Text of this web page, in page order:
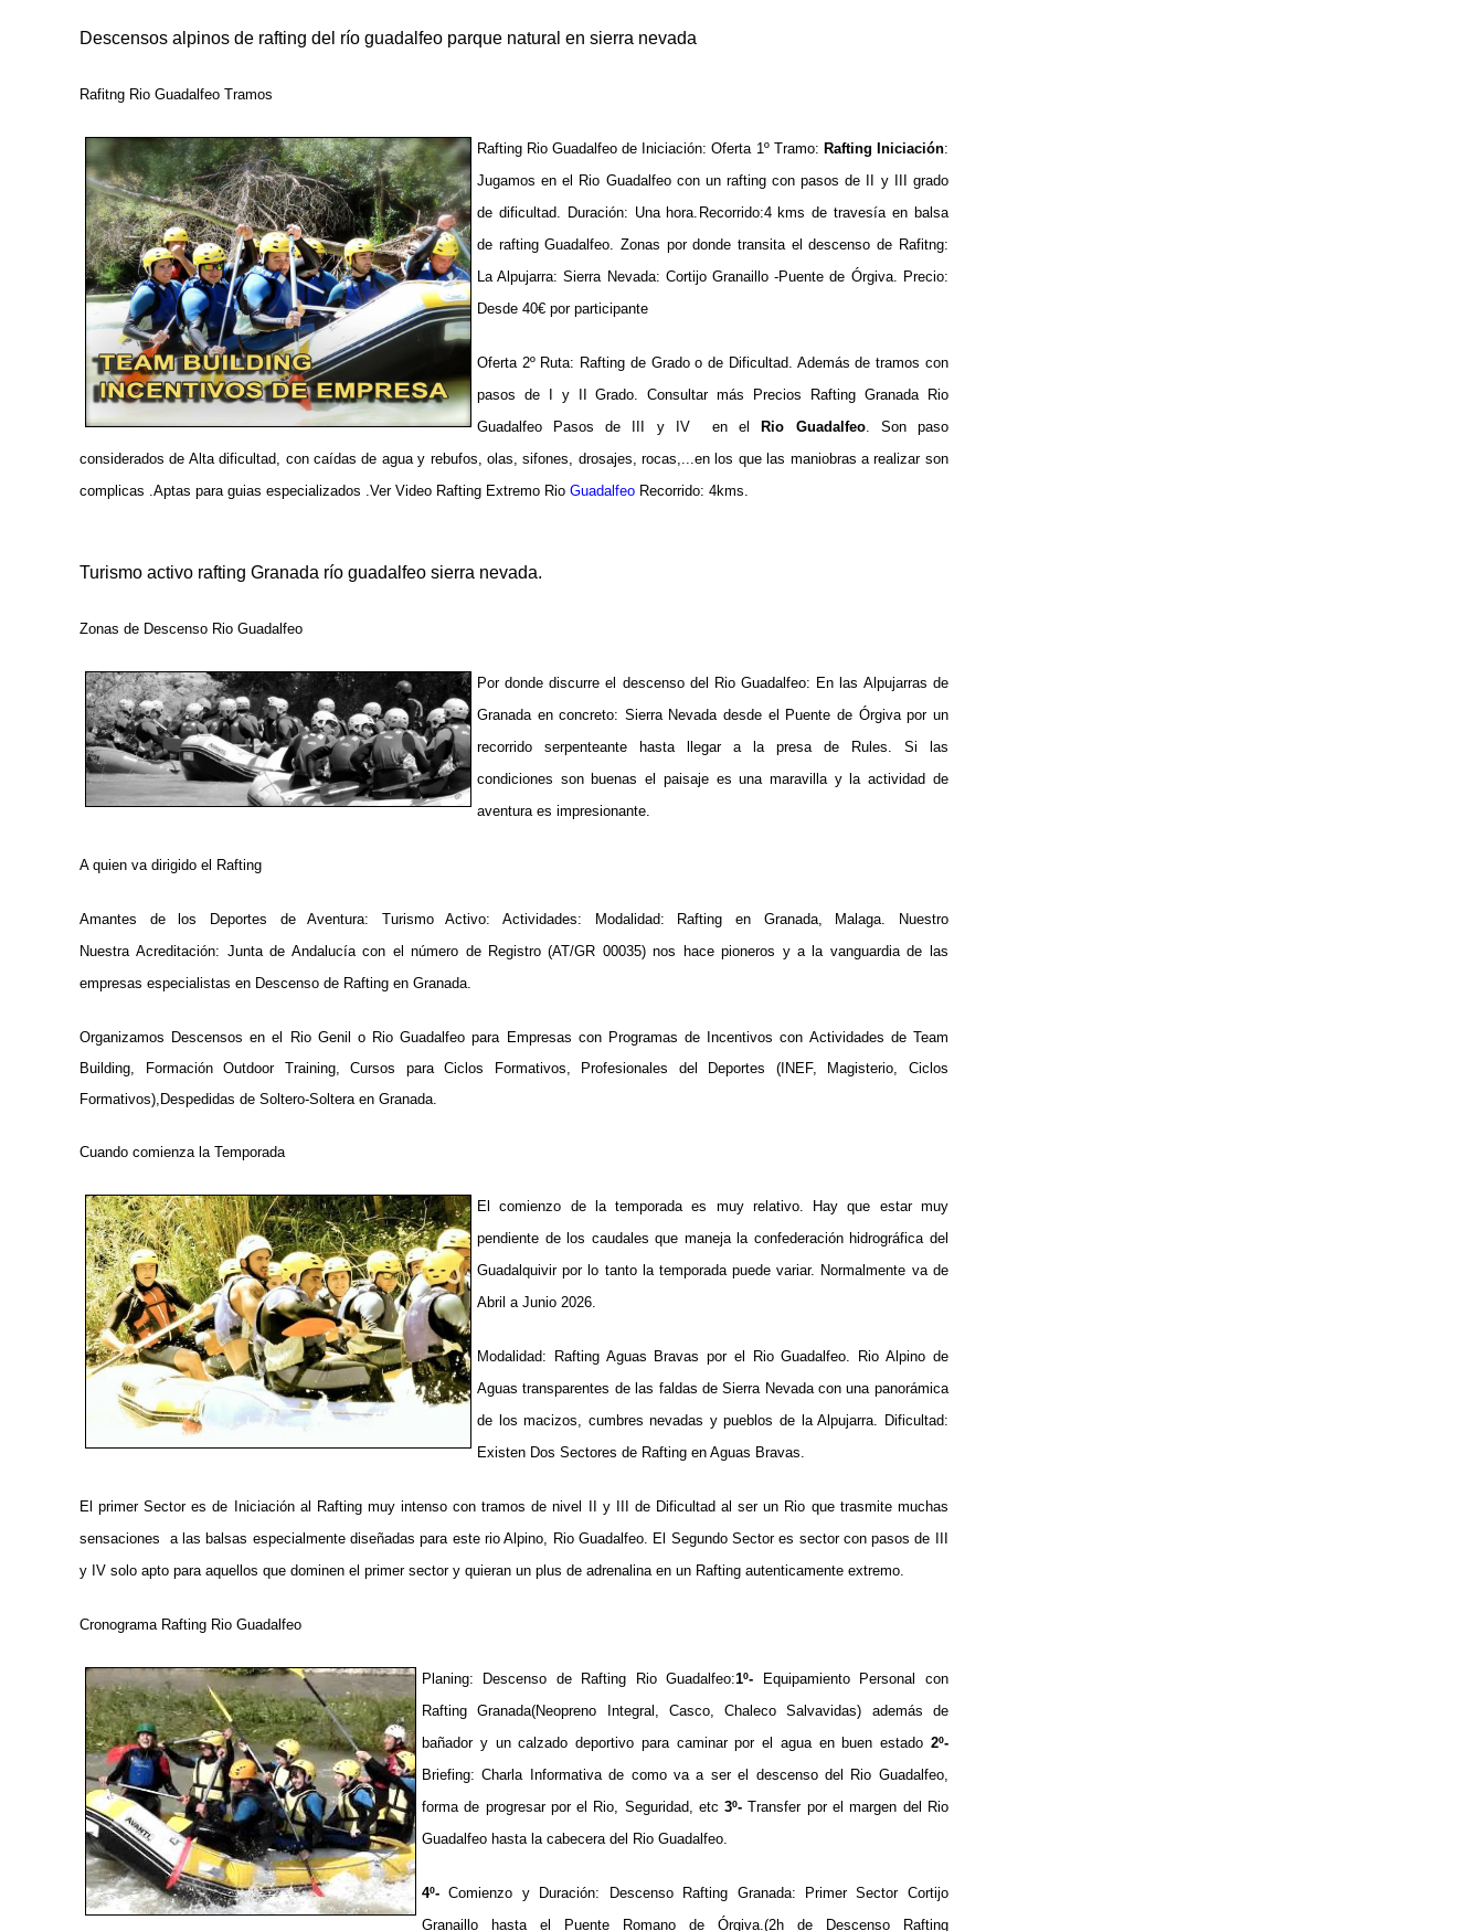
Descensos alpinos de rafting del río guadalfeo parque natural en sierra nevada
Rafitng Rio Guadalfeo Tramos
Rafting Rio Guadalfeo de Iniciación:Oferta 1º Tramo: Rafting Iniciación:
Jugamos en el Rio Guadalfeo con un rafting con pasos de II y III grado
de dificultad. Duración: Una hora. Recorrido:4 kms de travesía en balsa
de rafting Guadalfeo.Zonas por donde transita el descenso de Rafitng:
La Alpujarra: Sierra Nevada: Cortijo Granaillo -Puente de Órgiva. Precio:
Desde 40€ por participante
Oferta 2º Ruta: Rafting de Grado o de Dificultad. Además de tramos con
pasos de I y II Grado. Consultar más
Precios Rafting Granada Rio
Guadalfeo
Pasos de III y IV en el Rio Guadalfeo. Son paso
considerados de Alta dificultad, con caídas de agua y rebufos, olas, sifones, drosajes, rocas,...en los que las maniobras a realizar son
complicas .Aptas para guias especializados .Ver Video Rafting Extremo Rio Guadalfeo Recorrido: 4kms.
Turismo activo rafting Granada río guadalfeo sierra nevada.
Zonas de Descenso Rio Guadalfeo
Por donde discurre el descenso del Rio Guadalfeo: En las Alpujarras de
Granada en concreto: Sierra Nevada desde el Puente de Órgiva por un
recorrido serpenteante hasta llegar a la presa de Rules. Si las
condiciones son buenas el paisaje es una maravilla y la actividad de
aventura es impresionante.
A quien va dirigido el Rafting
Amantes de los Deportes de Aventura: Turismo Activo: Actividades: Modalidad: Rafting en Granada, Malaga.
Nuestro
Nuestra Acreditación: Junta de Andalucía con el número de Registro (AT/GR 00035) nos hace pioneros y a la vanguardia de las
empresas especialistas en Descenso de Rafting en Granada.
Organizamos Descensos en el Rio Genil o Rio Guadalfeo para Empresas con Programas de Incentivos con Actividades de Team
Building, Formación Outdoor Training, Cursos para Ciclos Formativos, Profesionales del Deportes (INEF, Magisterio, Ciclos
Formativos),Despedidas de Soltero-Soltera en Granada.
Cuando comienza la Temporada
El comienzo de la temporada es muy relativo. Hay que estar muy
pendiente de los caudales que maneja la confederación hidrográfica del
Guadalquivir por lo tanto la temporada puede variar. Normalmente va de
Abril a Junio 2026.
Modalidad: Rafting Aguas Bravas por el Rio Guadalfeo. Rio Alpino de
Aguas transparentes de las faldas de Sierra Nevada con una panorámica
de los macizos, cumbres nevadas y pueblos de la Alpujarra. Dificultad:
Existen Dos Sectores de Rafting en Aguas Bravas.
El primer Sector es de Iniciación al Rafting muy intenso con tramos de nivel II y III de Dificultad al ser un Rio que trasmite muchas
sensaciones a las balsas especialmente diseñadas para este rio Alpino, Rio Guadalfeo. El Segundo Sector es sector con pasos de III
y IV solo apto para aquellos que dominen el primer sector y quieran un plus de adrenalina en un Rafting autenticamente extremo.
Cronograma Rafting Rio Guadalfeo
Planing: Descenso de Rafting Rio Guadalfeo:1º- Equipamiento Personal con
Rafting Granada(Neopreno Integral, Casco, Chaleco Salvavidas) además de
bañador y un calzado deportivo para caminar por el agua en buen estado 2º-
Briefing: Charla Informativa de como va a ser el descenso del Rio Guadalfeo,
forma de progresar por el Rio, Seguridad, etc3º-Transfer por el margen del Rio
Guadalfeo hasta la cabecera del Rio Guadalfeo.
4º- Comienzo y Duración: Descenso Rafting Granada: Primer Sector Cortijo
Granaillo hasta el Puente Romano de Órgiva.(2h de Descenso Rafting